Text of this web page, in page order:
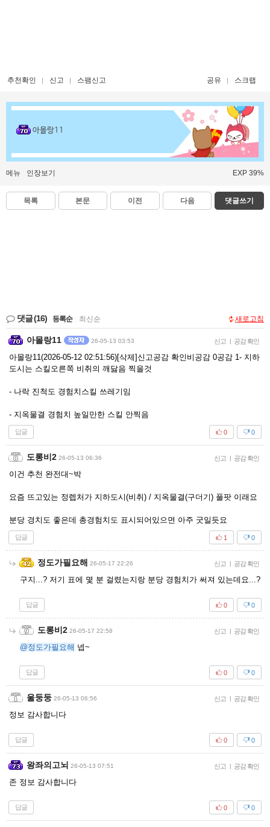
추천확인 신고 스팸신고 공유 스크랩
아몰랑11
메뉴 인장보기 EXP 39%
목록 본문 이전 다음 댓글쓰기
댓글(16) 등록순 최신순 새로고침
아몰랑11 26-05-13 03:53 신고 공감 확인
아몰랑11(2026-05-12 02:51:56)[삭제]신고공감 확인비공감 0공감 1- 지하
도시는 스킬오른쪽 비취의 깨닳음 찍을것
- 나락 진척도 경험치스킬 쓰레기임
- 지옥물결 경험치 높일만한 스킬 안찍음
답글 0
0
도롱비2 26-05-13 06:36 신고 공감 확인
이건 추천 완전대~박
요즘 뜨고있는 정렙처가 지하도시(비취) / 지옥물결(구더기) 풀팟 이래요
분당 경치도 좋은데 총경험치도 표시되어있으면 아주 굿일듯요
답글 0
1
정도가필요해 26-05-17 22:26 신고 공감 확인
구지...? 저기 표에 몇 분 걸렸는지랑 분당 경험치가 써져 있는데요...?
답글 0
0
도롱비2 26-05-17 22:58 신고 공감 확인
@정도가필요해 넵~
답글 0
0
울둥둥 26-05-13 06:56 신고 공감 확인
정보 감사합니다
답글 0
0
왕좌의고뇌 26-05-13 07:51 신고 공감 확인
존 정보 감사합니다
답글 0
0